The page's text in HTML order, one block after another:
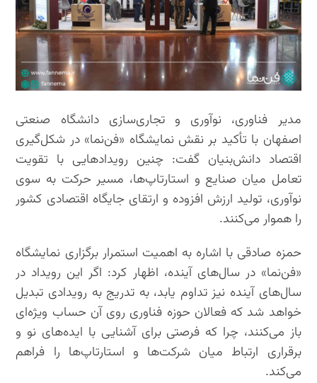
مدیر فناوری، نوآوری و تجاری‌سازی دانشگاه صنعتی
اصفهان با تأکید بر نقش نمایشگاه «فن‌نما» در شکل‌گیری
اقتصاد دانش‌بنیان گفت: چنین رویدادهایی با تقویت
تعامل میان صنایع و استارتاپ‌ها، مسیر حرکت به سوی
نوآوری، تولید ارزش افزوده و ارتقای جایگاه اقتصادی کشور
را هموار می‌کنند.
حمزه صادقی با اشاره به اهمیت استمرار برگزاری نمایشگاه
«فن‌نما» در سال‌های آینده، اظهار کرد: اگر این رویداد در
سال‌های آینده نیز تداوم یابد، به تدریج به رویدادی تبدیل
خواهد شد که فعالان حوزه فناوری روی آن حساب ویژه‌ای
باز می‌کنند، چرا که فرصتی برای آشنایی با ایده‌های نو و
برقراری ارتباط میان شرکت‌ها و استارتاپ‌ها را فراهم
می‌کند.